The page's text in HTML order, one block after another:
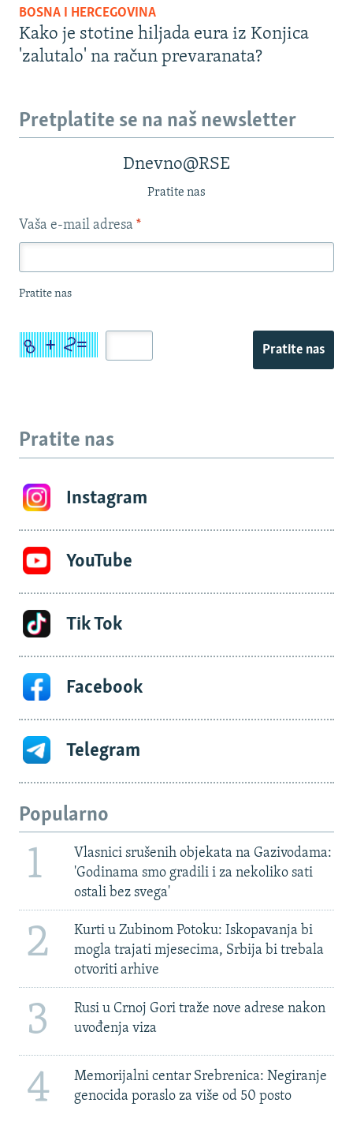
BOSNA I HERCEGOVINA
Kako je stotine hiljada eura iz Konjica
'zalutalo' na račun prevaranata?
Pretplatite se na naš newsletter
Dnevno@RSE
Pratite nas
Vaša e-mail adresa *
Pratite nas
Pratite nas
Pratite nas
Instagram
YouTube
Tik Tok
Facebook
Telegram
Popularno
1
Vlasnici srušenih objekata na Gazivodama:
'Godinama smo gradili i za nekoliko sati
ostali bez svega'
2
Kurti u Zubinom Potoku: Iskopavanja bi
mogla trajati mjesecima, Srbija bi trebala
otvoriti arhive
3
Rusi u Crnoj Gori traže nove adrese nakon
uvođenja viza
4
Memorijalni centar Srebrenica: Negiranje
genocida poraslo za više od 50 posto